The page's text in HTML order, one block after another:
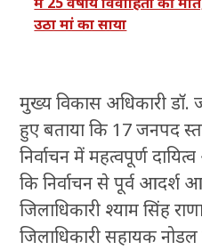
उठा मां का साया
मुख्य विकास अधिकारी डाॅ.
हुए बताया कि 17 जनपद
निर्वाचन में महत्वपूर्ण
कि निर्वाचन से पूर्व आदर्श
जिलाधिकारी श्याम सिंह
जिलाधिकारी सहायक